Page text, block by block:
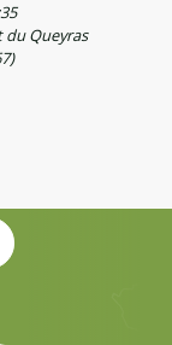
Queyras
)